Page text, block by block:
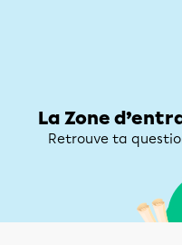
La Zone
Retrouve ta